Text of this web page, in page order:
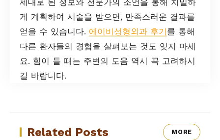
제대로 된 정보와 전문가의 조언을 통해 치밀하
게 계획하여 시술을 받으면, 만족스러운 결과를
얻을 수 있습니다. 에이비성형외과 후기 를 통해
다른 환자들의 경험을 살펴보는 것도 잊지 마세
요. 힘이 들 때는 주변의 도움 역시 꼭 고려하시
길 바랍니다.
Related Posts MORE